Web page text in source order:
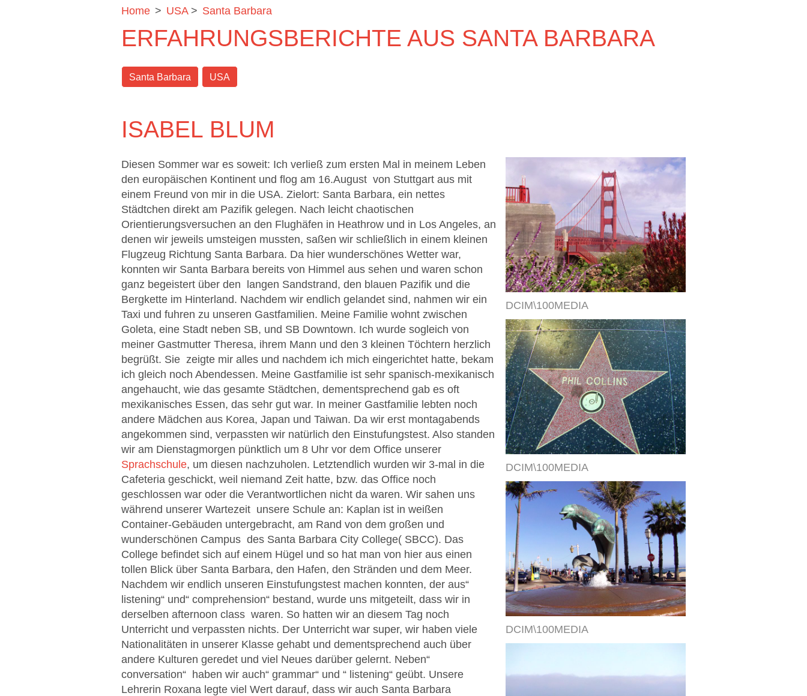
Home > USA> Santa Barbara
ERFAHRUNGSBERICHTE AUS SANTA BARBARA
Santa Barbara USA
ISABEL BLUM
DCIM\100MEDIA
DCIM\100MEDIA
DCIM\100MEDIA
Diesen Sommer war es soweit: Ich verließ zum ersten Mal in meinem Leben
den europäischen Kontinent und flog am 16.August von Stuttgart aus mit
einem Freund von mir in die USA. Zielort: Santa Barbara, ein nettes
Städtchen direkt am Pazifik gelegen. Nach leicht chaotischen
Orientierungsversuchen an den Flughäfen in Heathrow und in Los Angeles, an
denen wir jeweils umsteigen mussten, saßen wir schließlich in einem kleinen
Flugzeug Richtung Santa Barbara. Da hier wunderschönes Wetter war,
konnten wir Santa Barbara bereits von Himmel aus sehen und waren schon
ganz begeistert über den langen Sandstrand, den blauen Pazifik und die
Bergkette im Hinterland. Nachdem wir endlich gelandet sind, nahmen wir ein
Taxi und fuhren zu unseren Gastfamilien. Meine Familie wohnt zwischen
Goleta, eine Stadt neben SB, und SB Downtown. Ich wurde sogleich von
meiner Gastmutter Theresa, ihrem Mann und den 3 kleinen Töchtern herzlich
begrüßt. Sie zeigte mir alles und nachdem ich mich eingerichtet hatte, bekam
ich gleich noch Abendessen. Meine Gastfamilie ist sehr spanisch-mexikanisch
angehaucht, wie das gesamte Städtchen, dementsprechend gab es oft
mexikanisches Essen, das sehr gut war. In meiner Gastfamilie lebten noch
andere Mädchen aus Korea, Japan und Taiwan. Da wir erst montagabends
angekommen sind, verpassten wir natürlich den Einstufungstest. Also standen
wir am Dienstagmorgen pünktlich um 8 Uhr vor dem Office unserer
Sprachschule, um diesen nachzuholen. Letztendlich wurden wir 3-mal in die
Cafeteria geschickt, weil niemand Zeit hatte, bzw. das Office noch
geschlossen war oder die Verantwortlichen nicht da waren. Wir sahen uns
während unserer Wartezeit unsere Schule an: Kaplan ist in weißen
Container-Gebäuden untergebracht, am Rand von dem großen und
wunderschönen Campus des Santa Barbara City College( SBCC). Das
College befindet sich auf einem Hügel und so hat man von hier aus einen
tollen Blick über Santa Barbara, den Hafen, den Stränden und dem Meer.
Nachdem wir endlich unseren Einstufungstest machen konnten, der aus“
listening“ und“ comprehension“ bestand, wurde uns mitgeteilt, dass wir in
derselben afternoon class waren. So hatten wir an diesem Tag noch
Unterricht und verpassten nichts. Der Unterricht war super, wir haben viele
Nationalitäten in unserer Klasse gehabt und dementsprechend auch über
andere Kulturen geredet und viel Neues darüber gelernt. Neben“
conversation“ haben wir auch“ grammar“ und “ listening“ geübt. Unsere
Lehrerin Roxana legte viel Wert darauf, dass wir auch Santa Barbara